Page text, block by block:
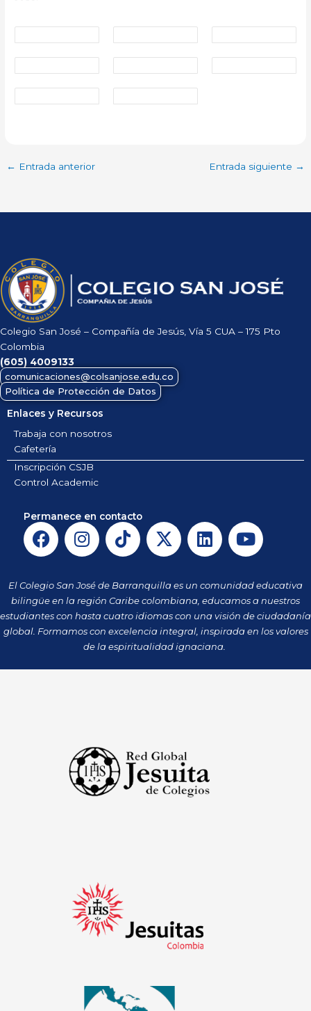
← Entrada anterior Entrada siguiente →
Colegio San José – Compañía de Jesús, Vía 5 CUA – 175 Pto
Colombia
(605) 4009133
comunicaciones@colsanjose.edu.co
Política de Protección de Datos
Enlaces y Recursos
Trabaja con nosotros
Cafetería
Inscripción CSJB
Control Academic
Permanece en contacto
F
a
e
b
o
o
I
n
t
a
g
r
a
m
T
i
t
o
k
X
-
w
i
t
t
e
r
L
i
k
e
d
i
n
Y
o
t
u
b
e
El Colegio San José de Barranquilla es un comunidad educativa
bilingüe en la región Caribe colombiana, educamos a nuestros
estudiantes con hasta cuatro idiomas con una visión de ciudadanía
global. Formamos con excelencia integral, inspirada en los valores
de la espiritualidad ignaciana.